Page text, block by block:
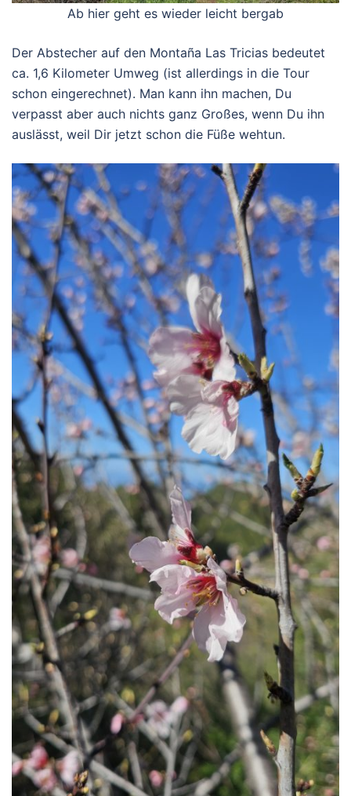
Ab hier geht es wieder leicht bergab
Der Abstecher auf den Montaña Las Tricias bedeutet
ca. 1,6 Kilometer Umweg (ist allerdings in die Tour
schon eingerechnet). Man kann ihn machen, Du
verpasst aber auch nichts ganz Großes, wenn Du ihn
auslässt, weil Dir jetzt schon die Füße wehtun.